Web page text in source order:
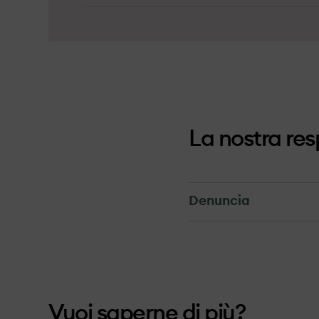
La nostra
Denuncia
Vuoi saperne di più?